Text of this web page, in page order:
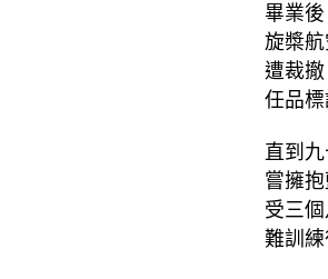
畢業
旋槳
遭裁
任品
直到
嘗擁
受三
難訓